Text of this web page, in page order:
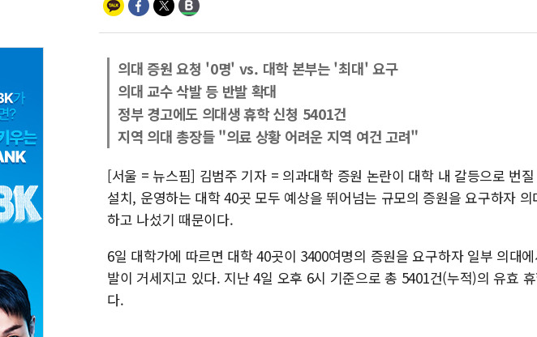
의대 증원 요청 '0명' vs. 대학 본부는 '최대' 요구
의대 교수 삭발 등 반발 확대
정부 경고에도 의대생 휴학 신청 5401건
지역 의대 총장들 "의료 상황 어려운 지역 여건 고려"
[서울 = 뉴스핌] 김범주 기자 = 의과대학 증원 논란이 대학 내 갈등으로 번
설치, 운영하는 대학 40곳 모두 예상을 뛰어넘는 규모의 증원을 요구하자
하고 나섰기 때문이다.
6일 대학가에 따르면 대학 40곳이 3400여명의 증원을 요구하자 일부 의대
발이 거세지고 있다. 지난 4일 오후 6시 기준으로 총 5401건(누적)의 유효
다.